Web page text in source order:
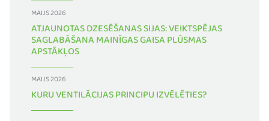
MAIJS 2026
ATJAUNOTAS DZESĒŠANAS SIJAS: VEIKTSPĒJAS
SAGLABĀŠANA MAINĪGAS GAISA PLŪSMAS
APSTĀKĻOS
MAIJS 2026
KURU VENTILĀCIJAS PRINCIPU IZVĒLĒTIES?